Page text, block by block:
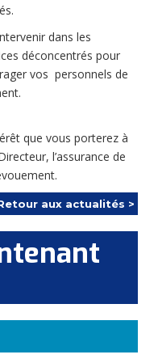
dans les
déconcentrés pour
vos personnels de
que vous porterez à
l’assurance de
aux actualités >